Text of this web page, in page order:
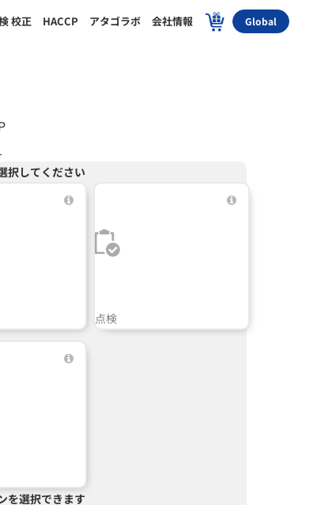
校正 HACCP アタゴラボ 会社情報 Global
択してください
点検
を選択できます